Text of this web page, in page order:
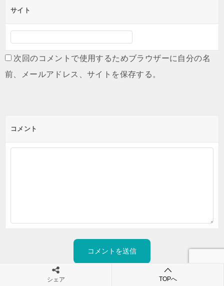
サイト
次回のコメントで使用するためブラウザーに自分の名
前、メールアドレス、サイトを保存する。
コメント
シェア TOPへ